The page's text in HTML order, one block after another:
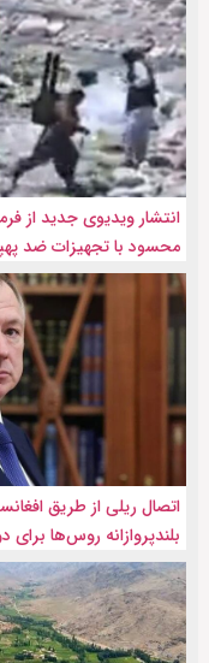
انتشار ویدیوی جدید از
محسود با تجهیزات ضد
اتصال ریلی از طریق
بلندپروازانه روس‌ها برای